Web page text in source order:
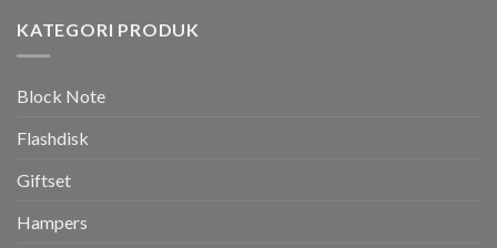
KATEGORI PRODUK
Block Note
Flashdisk
Giftset
Hampers